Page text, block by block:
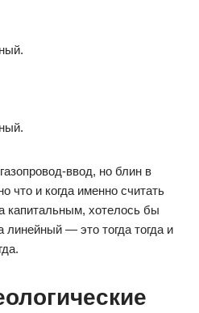
ввод, но блин в
что и когда именно считать
капитальным, хотелось бы
линейный — это тогда тогда и